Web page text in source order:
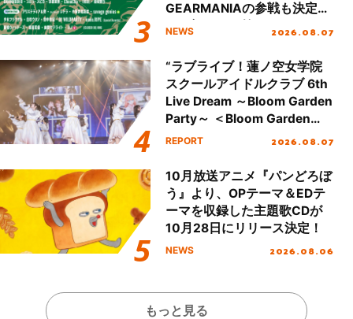
GEARMANIAの参戦も決定
し、初となる第3ステージの
NEWS 2026.08.07
“ラブライブ！蓮ノ空女学院
スクールアイドルクラブ 6th
Live Dream ～Bloom Garden
Party～ ＜Bloom Garden
Party Stage／埼玉公演＞”
REPORT 2026.08.07
10月放送アニメ『パンどろぼ
う』より、OPテーマ＆EDテ
ーマを収録した主題歌CDが
10月28日にリリース決定！
NEWS 2026.08.06
もっと見る